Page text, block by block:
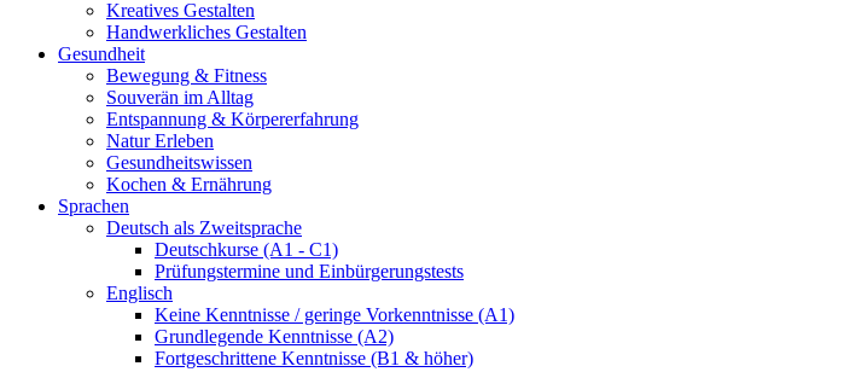
Kreatives Gestalten
Handwerkliches Gestalten
Gesundheit
Bewegung & Fitness
Souverän im Alltag
Entspannung & Körpererfahrung
Natur Erleben
Gesundheitswissen
Kochen & Ernährung
Sprachen
Deutsch als Zweitsprache
Deutschkurse (A1 - C1)
Prüfungstermine und Einbürgerungstests
Englisch
Keine Kenntnisse / geringe Vorkenntnisse (A1)
Grundlegende Kenntnisse (A2)
Fortgeschrittene Kenntnisse (B1 & höher)